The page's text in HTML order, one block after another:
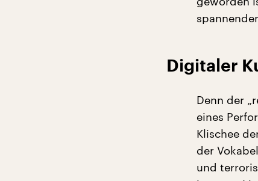
Digitaler
Denn der
eines
Klischee
der
und